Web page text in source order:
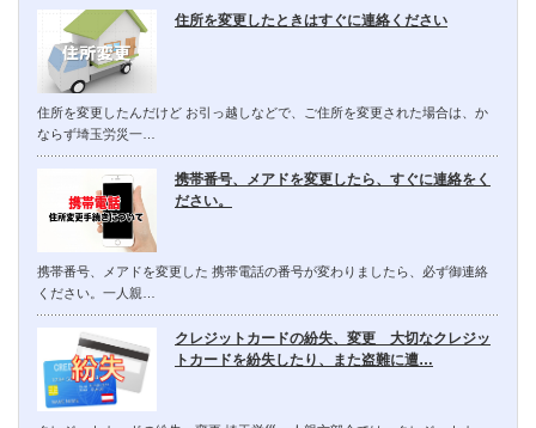
住所を変更したときはすぐに連絡ください
住所を変更したんだけど お引っ越しなどで、ご住所を変更された場合は、か
ならず埼玉労災一…
携帯番号、メアドを変更したら、すぐに連絡をく
ださい。
携帯番号、メアドを変更した 携帯電話の番号が変わりましたら、必ず御連絡
ください。一人親…
クレジットカードの紛失、変更 大切なクレジッ
トカードを紛失したり、また盗難に遭…